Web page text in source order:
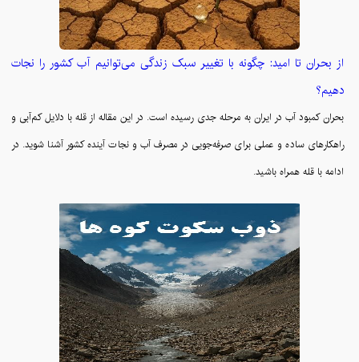
از بحران تا امید: چگونه با تغییر سبک زندگی می‌توانیم آب کشور را نجات
دهیم؟
بحران کمبود آب در ایران به مرحله جدی رسیده است. در این مقاله از قله با دلایل کم‌آبی و
راهکارهای ساده و عملی برای صرفه‌جویی در مصرف آب و نجات آینده کشور آشنا شوید. در
ادامه با قله همراه باشید.